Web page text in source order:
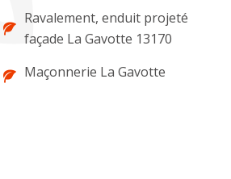
Ravalement, enduit projeté
façade La Gavotte 13170
Maçonnerie La Gavotte